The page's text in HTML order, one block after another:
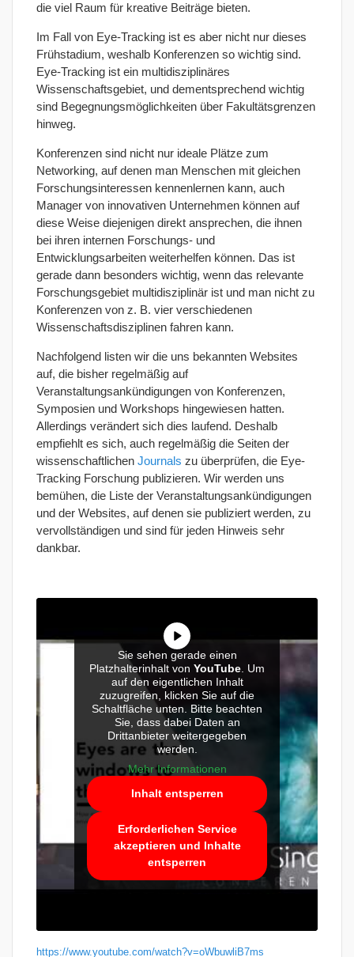
die viel Raum für kreative Beiträge bieten.
Im Fall von Eye-Tracking ist es aber nicht nur dieses
Frühstadium, weshalb Konferenzen so wichtig sind.
Eye-Tracking ist ein multidisziplinäres
Wissenschaftsgebiet, und dementsprechend wichtig
sind Begegnungsmöglichkeiten über Fakultätsgrenzen
hinweg.
Konferenzen sind nicht nur ideale Plätze zum
Networking, auf denen man Menschen mit gleichen
Forschungsinteressen kennenlernen kann, auch
Manager von innovativen Unternehmen können auf
diese Weise diejenigen direkt ansprechen, die ihnen
bei ihren internen Forschungs- und
Entwicklungsarbeiten weiterhelfen können. Das ist
gerade dann besonders wichtig, wenn das relevante
Forschungsgebiet multidisziplinär ist und man nicht zu
Konferenzen von z. B. vier verschiedenen
Wissenschaftsdisziplinen fahren kann.
Nachfolgend listen wir die uns bekannten Websites
auf, die bisher regelmäßig auf
Veranstaltungsankündigungen von Konferenzen,
Symposien und Workshops hingewiesen hatten.
Allerdings verändert sich dies laufend. Deshalb
empfiehlt es sich, auch regelmäßig die Seiten der
wissenschaftlichen Journals zu überprüfen, die Eye-
Tracking Forschung publizieren. Wir werden uns
bemühen, die Liste der Veranstaltungsankündigungen
und der Websites, auf denen sie publiziert werden, zu
vervollständigen und sind für jeden Hinweis sehr
dankbar.
Sie sehen gerade einen
Platzhalterinhalt von YouTube . Um
auf den eigentlichen Inhalt
zuzugreifen, klicken Sie auf die
Schaltfläche unten. Bitte beachten
Sie, dass dabei Daten an
Drittanbieter weitergegeben
werden.
Mehr Informationen
Inhalt entsperren
Erforderlichen Service
akzeptieren und Inhalte
entsperren
https://www.youtube.com/watch?v=oWbuwliB7ms